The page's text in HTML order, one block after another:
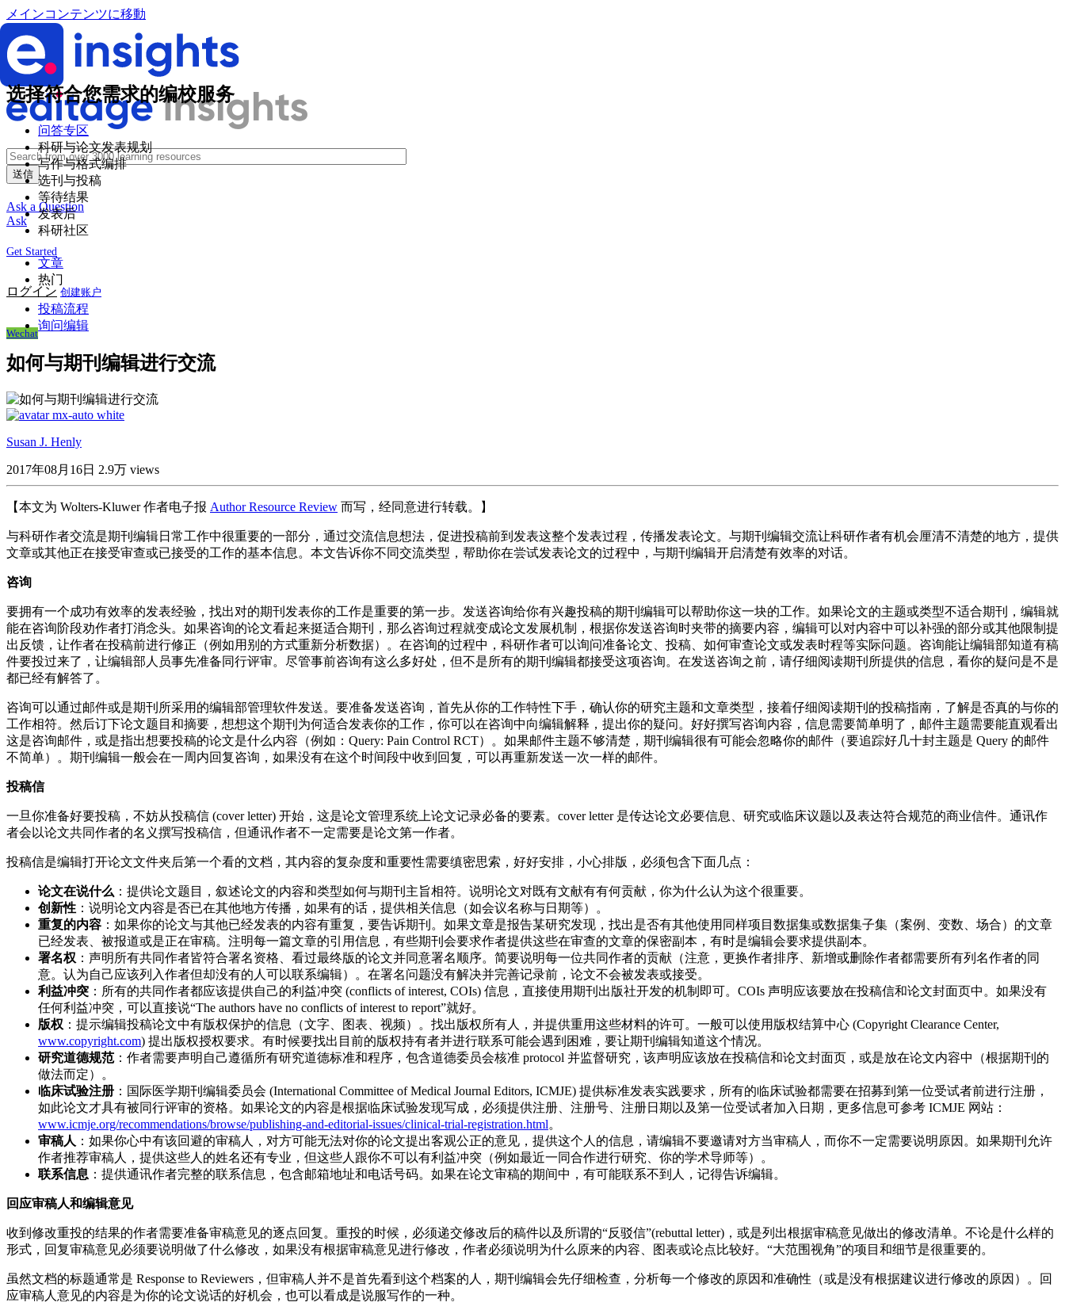
メインコンテンツに移動
Ask a Question
Ask
Get Started
ログイン 创建账户
Wechat
选择符合您需求的编校服务
问答专区
科研与论文发表规划
写作与格式编排
选刊与投稿
等待结果
发表后
科研社区
文章
热门
投稿流程
询问编辑
如何与期刊编辑进行交流
Susan J. Henly
2017年08月16日 2.9万 views
【本文为 Wolters-Kluwer 作者电子报 Author Resource Review 而写，经同意进行转载。】
与科研作者交流是期刊编辑日常工作中很重要的一部分，通过交流信息想法，促进投稿前到发表这整个发表过程，传播发表论文。与期刊编辑交流让科研作者有机会厘清不清楚的地方，提供
文章或其他正在接受审查或已接受的工作的基本信息。本文告诉你不同交流类型，帮助你在尝试发表论文的过程中，与期刊编辑开启清楚有效率的对话。
咨询
要拥有一个成功有效率的发表经验，找出对的期刊发表你的工作是重要的第一步。发送咨询给你有兴趣投稿的期刊编辑可以帮助你这一块的工作。如果论文的主题或类型不适合期刊，编辑就
能在咨询阶段劝作者打消念头。如果咨询的论文看起来挺适合期刊，那么咨询过程就变成论文发展机制，根据你发送咨询时夹带的摘要内容，编辑可以对内容中可以补强的部分或其他限制提
出反馈，让作者在投稿前进行修正（例如用别的方式重新分析数据）。在咨询的过程中，科研作者可以询问准备论文、投稿、如何审查论文或发表时程等实际问题。咨询能让编辑部知道有稿
件要投过来了，让编辑部人员事先准备同行评审。尽管事前咨询有这么多好处，但不是所有的期刊编辑都接受这项咨询。在发送咨询之前，请仔细阅读期刊所提供的信息，看你的疑问是不是
都已经有解答了。
咨询可以通过邮件或是期刊所采用的编辑部管理软件发送。要准备发送咨询，首先从你的工作特性下手，确认你的研究主题和文章类型，接着仔细阅读期刊的投稿指南，了解是否真的与你的
工作相符。然后订下论文题目和摘要，想想这个期刊为何适合发表你的工作，你可以在咨询中向编辑解释，提出你的疑问。好好撰写咨询内容，信息需要简单明了，邮件主题需要能直观看出
这是咨询邮件，或是指出想要投稿的论文是什么内容（例如：Query: Pain Control RCT）。如果邮件主题不够清楚，期刊编辑很有可能会忽略你的邮件（要追踪好几十封主题是 Query 的邮件
不简单）。期刊编辑一般会在一周内回复咨询，如果没有在这个时间段中收到回复，可以再重新发送一次一样的邮件。
投稿信
一旦你准备好要投稿，不妨从投稿信 (cover letter) 开始，这是论文管理系统上论文记录必备的要素。cover letter 是传达论文必要信息、研究或临床议题以及表达符合规范的商业信件。通讯作
者会以论文共同作者的名义撰写投稿信，但通讯作者不一定需要是论文第一作者。
投稿信是编辑打开论文文件夹后第一个看的文档，其内容的复杂度和重要性需要缜密思索，好好安排，小心排版，必须包含下面几点：
论文在说什么 ：提供论文题目，叙述论文的内容和类型如何与期刊主旨相符。说明论文对既有文献有有何贡献，你为什么认为这个很重要。
创新性 ：说明论文内容是否已在其他地方传播，如果有的话，提供相关信息（如会议名称与日期等）。
重复的内容 ：如果你的论文与其他已经发表的内容有重复，要告诉期刊。如果文章是报告某研究发现，找出是否有其他使用同样项目数据集或数据集子集（案例、变数、场合）的文章
已经发表、被报道或是正在审稿。注明每一篇文章的引用信息，有些期刊会要求作者提供这些在审查的文章的保密副本，有时是编辑会要求提供副本。
署名权 ：声明所有共同作者皆符合署名资格、看过最终版的论文并同意署名顺序。简要说明每一位共同作者的贡献（注意，更换作者排序、新增或删除作者都需要所有列名作者的同
意。认为自己应该列入作者但却没有的人可以联系编辑）。在署名问题没有解决并完善记录前，论文不会被发表或接受。
利益冲突 ：所有的共同作者都应该提供自己的利益冲突 (conflicts of interest, COIs) 信息，直接使用期刊出版社开发的机制即可。COIs 声明应该要放在投稿信和论文封面页中。如果没有
任何利益冲突，可以直接说“The authors have no conflicts of interest to report”就好。
版权 ：提示编辑投稿论文中有版权保护的信息（文字、图表、视频）。找出版权所有人，并提供重用这些材料的许可。一般可以使用版权结算中心 (Copyright Clearance Center,
www.copyright.com) 提出版权授权要求。有时候要找出目前的版权持有者并进行联系可能会遇到困难，要让期刊编辑知道这个情况。
研究道德规范：作者需要声明自己遵循所有研究道德标准和程序，包含道德委员会核准 protocol 并监督研究，该声明应该放在投稿信和论文封面页，或是放在论文内容中（根据期刊的
做法而定）。
临床试验注册 ：国际医学期刊编辑委员会 (International Committee of Medical Journal Editors, ICMJE) 提供标准发表实践要求，所有的临床试验都需要在招募到第一位受试者前进行注册，
如此论文才具有被同行评审的资格。如果论文的内容是根据临床试验发现写成，必须提供注册、注册号、注册日期以及第一位受试者加入日期，更多信息可参考 ICMJE 网站：
www.icmje.org/recommendations/browse/publishing-and-editorial-issues/clinical-trial-registration.html。
审稿人 ：如果你心中有该回避的审稿人，对方可能无法对你的论文提出客观公正的意见，提供这个人的信息，请编辑不要邀请对方当审稿人，而你不一定需要说明原因。如果期刊允许
作者推荐审稿人，提供这些人的姓名还有专业，但这些人跟你不可以有利益冲突（例如最近一同合作进行研究、你的学术导师等）。
联系信息 ：提供通讯作者完整的联系信息，包含邮箱地址和电话号码。如果在论文审稿的期间中，有可能联系不到人，记得告诉编辑。
回应审稿人和编辑意见
收到修改重投的结果的作者需要准备审稿意见的逐点回复。重投的时候，必须递交修改后的稿件以及所谓的“反驳信”(rebuttal letter)，或是列出根据审稿意见做出的修改清单。不论是什么样的
形式，回复审稿意见必须要说明做了什么修改，如果没有根据审稿意见进行修改，作者必须说明为什么原来的内容、图表或论点比较好。“大范围视角”的项目和细节是很重要的。
虽然文档的标题通常是 Response to Reviewers，但审稿人并不是首先看到这个档案的人，期刊编辑会先仔细检查，分析每一个修改的原因和准确性（或是没有根据建议进行修改的原因）。回
应审稿人意见的内容是为你的论文说话的好机会，也可以看成是说服写作的一种。